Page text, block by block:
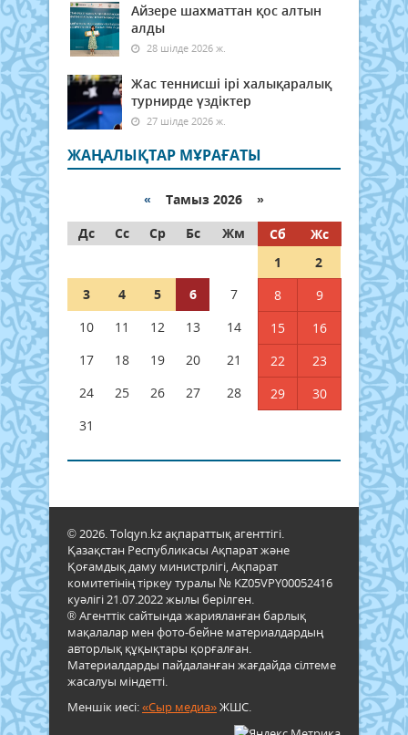
Айзере шахматтан қос алтын
алды
28 шілде 2026 ж.
Жас теннисші ірі халықаралық
турнирде үздіктер
27 шілде 2026 ж.
ЖАҢАЛЫҚТАР МҰРАҒАТЫ
« Тамыз 2026 »
Дс
Сс Ср Бс Жм Сб
Жс
1
2
3
4 5 6 7 8
9
10
11 12 13 14 15
16
17
18 19 20 21 22
23
24
25 26 27 28 29
30
31
© 2026. Tolqyn.kz ақпараттық агенттігі.
Қазақстан Республикасы Ақпарат және
Қоғамдық даму министрлігі, Ақпарат
комитетінің тіркеу туралы № KZ05VPY00052416
куәлігі 21.07.2022 жылы берілген.
® Агенттік сайтында жарияланған барлық
мақалалар мен фото-бейне материалдардың
авторлық құқықтары қорғалған.
Материалдарды пайдаланған жағдайда сілтеме
жасалуы міндетті.
Меншік иесі:«Сыр медиа»ЖШС.